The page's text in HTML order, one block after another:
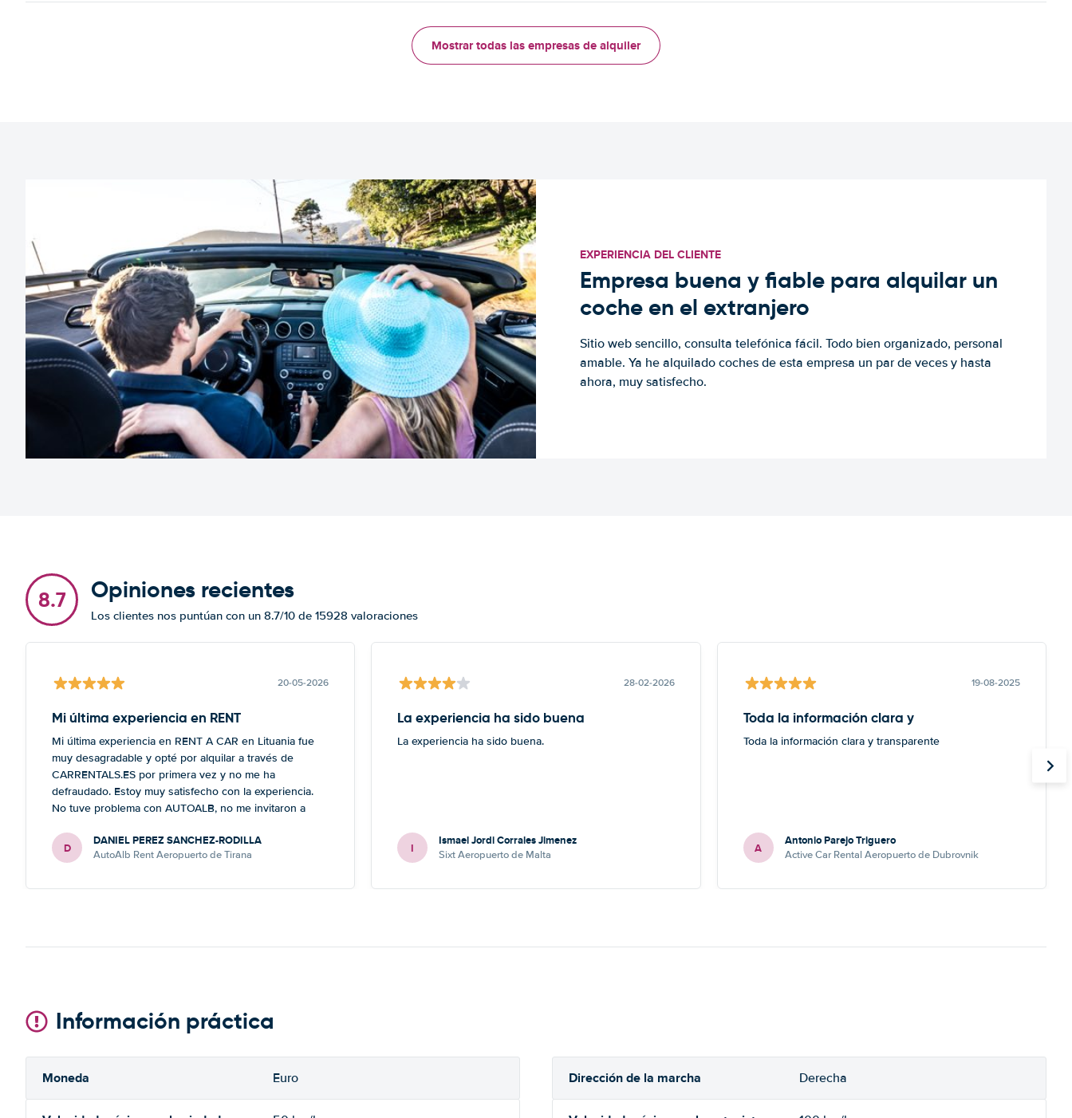
Mostrar todas las empresas de alquiler
EXPERIENCIA DEL CLIENTE
Empresa buena y fiable para alquilar un
coche en el extranjero
Sitio web sencillo, consulta telefónica fácil. Todo bien organizado, personal
amable. Ya he alquilado coches de esta empresa un par de veces y hasta
ahora, muy satisfecho.
8.7 Opiniones recientes
Los clientes nos puntúan con un 8.7/10 de 15928 valoraciones
20-05-2026
Mi última experiencia en RENT
Mi última experiencia en RENT A CAR en Lituania fue
muy desagradable y opté por alquilar a través de
CARRENTALS.ES por primera vez y no me ha
defraudado. Estoy muy satisfecho con la experiencia.
No tuve problema con AUTOALB, no me invitaron a
mis anteriores viajes nunca había alquilado con
CARRENTALS y si mi próximo viaje tengo opción
gracias. RECOMIENDO CARRENTALS al menos para
D DANIEL PEREZ SANCHEZ-RODILLA
AutoAlb Rent Aeropuerto de Tirana
28-02-2026
La experiencia ha sido buena
La experiencia ha sido buena.
I Ismael Jordi Corrales Jimenez
Sixt Aeropuerto de Malta
19-08-2025
Toda la información clara y
Toda la información clara y transparente
A Antonio Parejo Triguero
Active Car Rental Aeropuerto de Dubrovnik
Información práctica
Moneda Euro Dirección de la marcha Derecha